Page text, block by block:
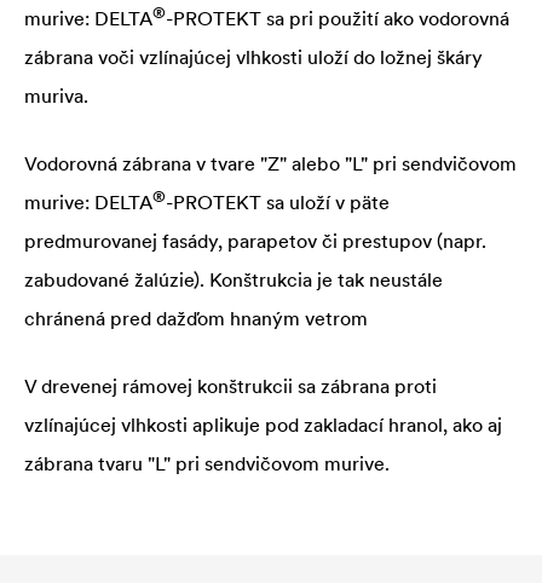
murive: DELTA®-PROTEKT sa pri použití ako vodorovná
zábrana voči vzlínajúcej vlhkosti uloží do ložnej škáry
muriva.
Vodorovná zábrana v tvare "Z" alebo "L" pri sendvičovom
murive: DELTA®-PROTEKT sa uloží v päte
predmurovanej fasády, parapetov či prestupov (napr.
zabudované žalúzie). Konštrukcia je tak neustále
chránená pred dažďom hnaným vetrom
V drevenej rámovej konštrukcii sa zábrana proti
vzlínajúcej vlhkosti aplikuje pod zakladací hranol, ako aj
zábrana tvaru "L" pri sendvičovom murive.